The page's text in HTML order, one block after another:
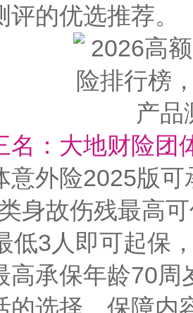
的优选推荐。
名：大地财险团
意外险2025版
身故伤残最高
低3人即可起保
高承保年龄70
的选择，保障内